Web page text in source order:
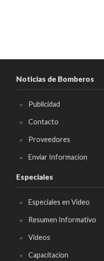
Noticias de Bomberos
Publicidad
Contacto
Proveedores
Enviar Informacion
Especiales
Especiales en Video
Resumen Informativo
Videos
Capacitacion